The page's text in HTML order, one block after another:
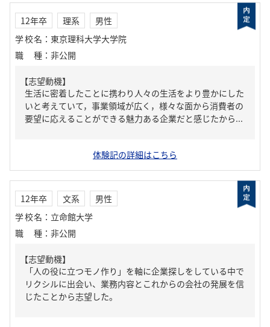
12年卒 理系
男性
学校名 ： 東京理科大学大学院
職種 ： 非公開
【志望動機】
生活に密着したことに携わり人々の生活をより豊かにした
いと考えていて，事業領域が広く，様々な面から消費者の
要望に応えることができる魅力ある企業だと感じたから...
体験記の詳細はこちら
12年卒 文系
男性
学校名 ： 立命館大学
職種 ： 非公開
【志望動機】
「人の役に立つモノ作り」を軸に企業探しをしている中で
リクシルに出会い、業務内容とこれからの会社の発展を信
じたことから志望した。